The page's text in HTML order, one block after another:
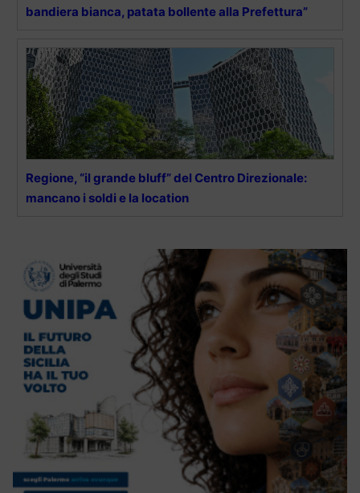
bandiera bianca, patata bollente alla Prefettura”
Regione, “il grande bluff” del Centro Direzionale:
mancano i soldi e la location